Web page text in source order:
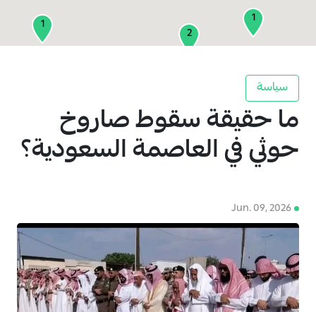
2
1
4
3
1
سياسة
ما حقيقة سقوط صاروخ
حوثي في العاصمة السعودية؟
Jun. 09, 2026